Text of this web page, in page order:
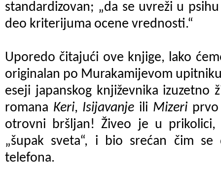
standardizovan; „da se uvreži u
deo kriterijuma ocene vrednosti.“
Uporedo čitajući ove knjige, lako
originalan po Murakamijevom
eseji japanskog književnika izuzetno
romana Keri, Isijavanje ili Mizeri
otrovni bršljan! Živeo je u
„šupak sveta“, i bio srećan čim
telefona.